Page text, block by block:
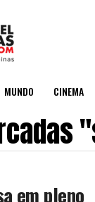
MUNDO CINEMA
em pleno